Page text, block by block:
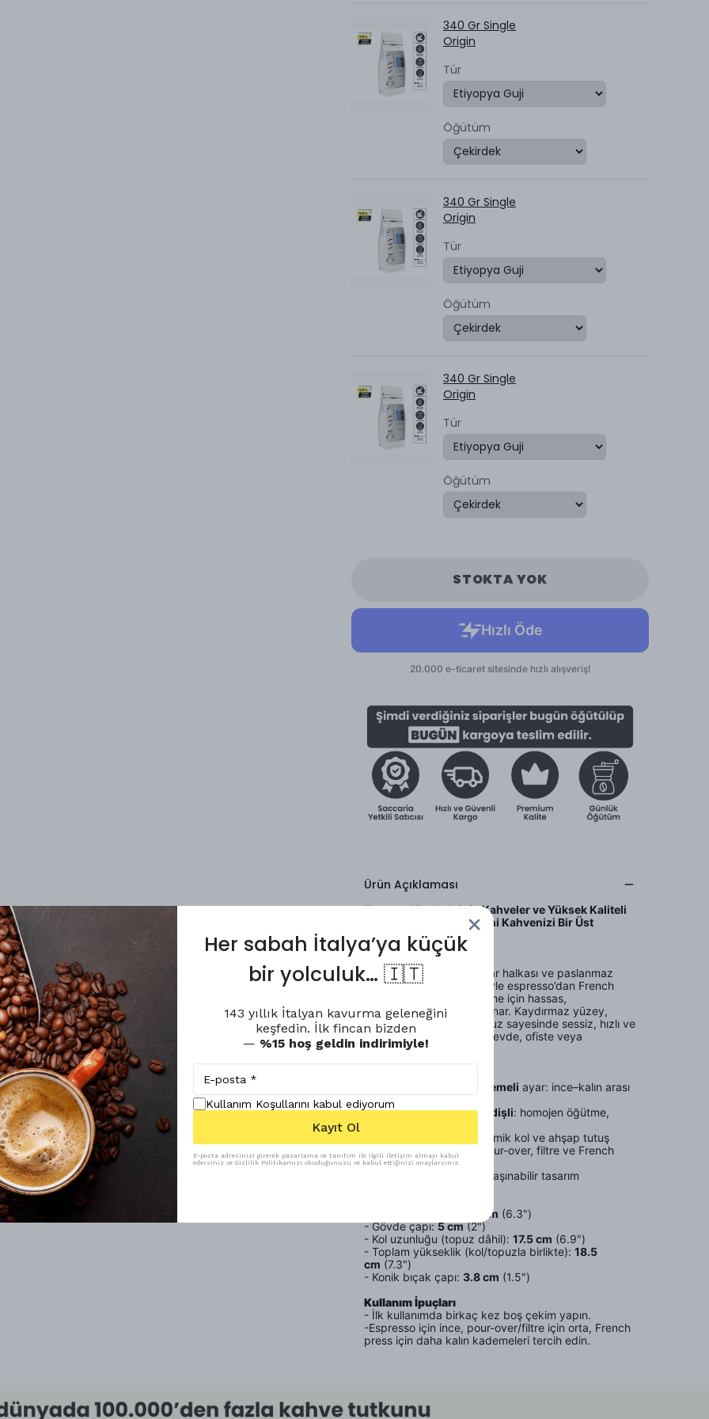
340 Gr Single
Origin
Tür
Öğütüm
340 Gr Single
Origin
Tür
Öğütüm
340 Gr Single
Origin
Tür
Öğütüm
STOKTA YOK
Ürün Açıklaması
Taptaze Single Origin Kahveler ve Yüksek Kaliteli
Manuel Kahve Değirmeni Kahvenizi Bir Üst
Seviyeye Çıkarır
Değirmen özellikleri
Tamamenmekanik iç ayar halkası ve paslanmaz
çelik konik bıçak
sistemiyle espresso’dan French
press’e kadar her demleme için hassas,
tekrarlanabilir öğütme sunar. Kaydırmaz yüzey,
sağlam kol ve ahşap topuz sayesinde sessiz, hızlı ve
tutarlı performans verir—evde, ofiste veya
seyahatte.
manuel kademeli ayar: ince–kalın arası
hassas kontrol
- Paslanmaz çelikkonik dişli: homojen öğütme,
- Kaymaz gövde, ergonomik kol ve ahşap tutuş
- Espresso, moka pot, pour-over, filtre ve French
press’e uyumlu
- Kompakt, dayanıklı ve taşınabilir tasarım
16 cm (6.3")
- Gövde çapı:5 cm (2")
- Kol uzunluğu (topuz dâhil): 17.5 cm (6.9")
- Toplam yükseklik (kol/topuzla birlikte): 18.5
cm (7.3")
- Konik bıçak çapı: 3.8 cm (1.5")
Kullanım İpuçları
- İlk kullanımda birkaç kez boş çekim yapın.
-Espresso için ince, pour-over/filtre için orta, French
press için daha kalın kademeleri tercih edin.
Her sabah İtalya’ya küçük
bir yolculuk… 🇮🇹
143 yıllık İtalyan kavurma geleneğini
keşfedin. İlk fincan bizden
— %15 hoş geldin indirimiyle!
Kullanım Koşullarını kabul ediyorum
Kayıt Ol
E-posta adresinizi girerek pazarlama ve tanıtım ile ilgili iletişim almayı kabul
edersiniz ve Gizlilik Politikamızı okuduğunuzu ve kabul ettiğinizi onaylarsınız.